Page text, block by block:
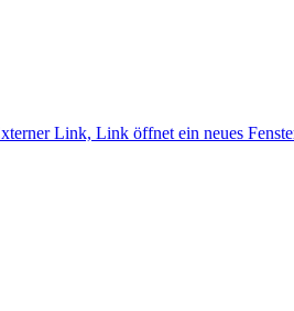
Link, Link öffnet ein neues